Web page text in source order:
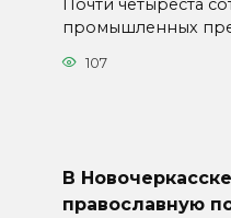
Почти четыреста
промышленных
107
В
православную